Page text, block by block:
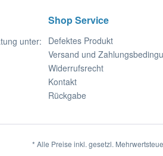
unter:
Shop Service
Defektes Produkt
Versand und
Widerrufsrecht
Kontakt
Rückgabe
* Alle Preise inkl. gesetzl.